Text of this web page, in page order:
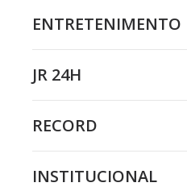
ENTRETENIMENTO
JR 24H
RECORD
INSTITUCIONAL